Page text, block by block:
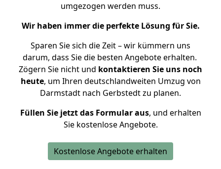
umgezogen werden muss.
Wir haben immer die perfekte Lösung für Sie.
Sparen Sie sich die Zeit – wir kümmern uns
darum, dass Sie die besten Angebote erhalten.
Zögern Sie nicht und kontaktieren Sie uns noch
heute, um Ihren deutschlandweiten Umzug von
Darmstadt nach Gerbstedt zu planen.
Füllen Sie jetzt das Formular aus, und erhalten
Sie kostenlose Angebote.
Kostenlose Angebote erhalten